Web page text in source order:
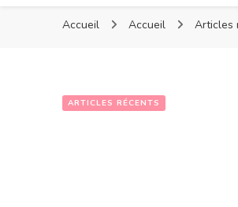
Accueil Accueil Articles
ARTICLES RÉCENTS